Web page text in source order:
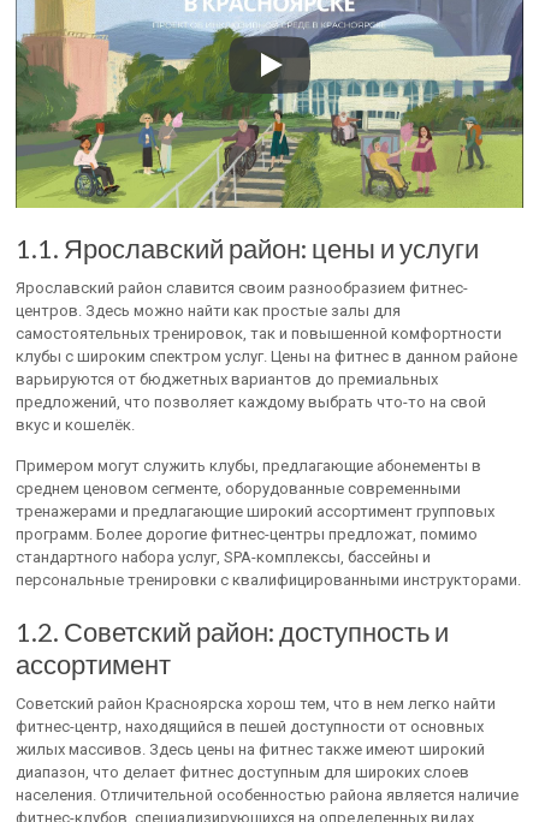
1.1. Ярославский район: цены и услуги
Ярославский район славится своим разнообразием фитнес-
центров. Здесь можно найти как простые залы для
самостоятельных тренировок, так и повышенной комфортности
клубы с широким спектром услуг. Цены на фитнес в данном районе
варьируются от бюджетных вариантов до премиальных
предложений, что позволяет каждому выбрать что-то на свой
вкус и кошелёк.
Примером могут служить клубы, предлагающие абонементы в
среднем ценовом сегменте, оборудованные современными
тренажерами и предлагающие широкий ассортимент групповых
программ. Более дорогие фитнес-центры предложат, помимо
стандартного набора услуг, SPA-комплексы, бассейны и
персональные тренировки с квалифицированными инструкторами.
1.2. Советский район: доступность и
ассортимент
Советский район Красноярска хорош тем, что в нем легко найти
фитнес-центр, находящийся в пешей доступности от основных
жилых массивов. Здесь цены на фитнес также имеют широкий
диапазон, что делает фитнес доступным для широких слоев
населения. Отличительной особенностью района является наличие
фитнес-клубов, специализирующихся на определенных видах